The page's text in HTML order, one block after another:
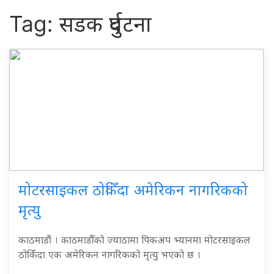
Tag: सडक दुर्घटना
मोटरसाइकल ठोकिँंदा अमेरिकन नागरिकको
मृत्यु
काठमाडौं । काठमाडौँको ज्याठामा पिकअप भ्यानमा मोटरसाइकल
ठोकिँंदा एक अमेरिकन नागरिकको मृत्यु भएको छ ।